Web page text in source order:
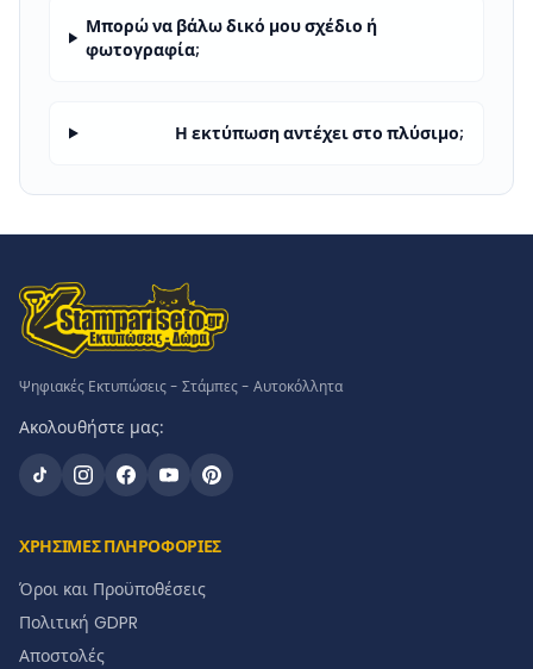
Μπορώ να βάλω δικό μου σχέδιο ή
φωτογραφία;
Η εκτύπωση αντέχει στο πλύσιμο;
Ψηφιακές Εκτυπώσεις - Στάμπες - Αυτοκόλλητα
Ακολουθήστε μας:
ΧΡΗΣΙΜΕΣ ΠΛΗΡΟΦΟΡΙΕΣ
Όροι και Προϋποθέσεις
Πολιτική GDPR
Αποστολές